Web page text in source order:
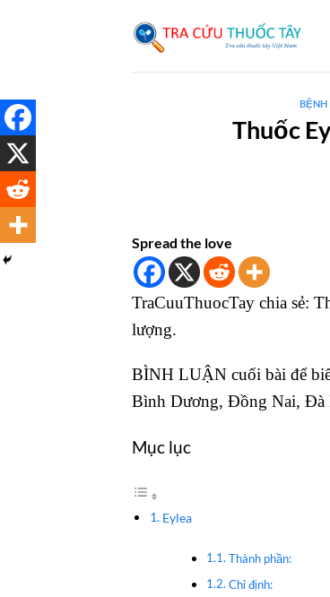
BỆNH
Thuốc
Spread the love
TraCuuThuocTay chia sẻ:
lượng.
BÌNH LUẬN cuối bài để
Bình Dương, Đồng Nai, Đà
Mục lục
Eylea
Thành phần:
Chỉ định: